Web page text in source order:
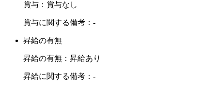
賞与：賞与なし
賞与に関する備考：-
昇給の有無
昇給の有無：昇給あり
昇給に関する備考：-